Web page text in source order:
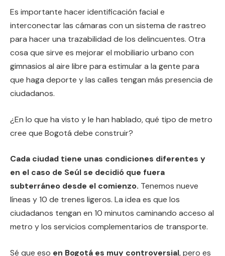
Es importante hacer identificación facial e
interconectar las cámaras con un sistema de rastreo
para hacer una trazabilidad de los delincuentes. Otra
cosa que sirve es mejorar el mobiliario urbano con
gimnasios al aire libre para estimular a la gente para
que haga deporte y las calles tengan más presencia de
ciudadanos.
¿En lo que ha visto y le han hablado, qué tipo de metro
cree que Bogotá debe construir?
Cada ciudad tiene unas condiciones diferentes y
en el caso de Seúl se decidió que fuera
subterráneo desde el comienzo. Tenemos nueve
líneas y 10 de trenes ligeros. La idea es que los
ciudadanos tengan en 10 minutos caminando acceso al
metro y los servicios complementarios de transporte.
Sé que eso en Bogotá es muy controversial, pero es